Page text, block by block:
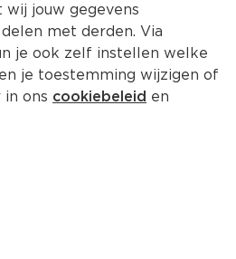
wij jouw gegevens
met derden. Via
je ook zelf instellen welke
je toestemming wijzigen of
ons cookiebeleid en